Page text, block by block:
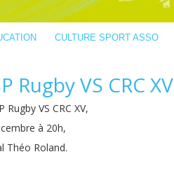
CULTURE SPORT ASSO
Rugby VS CRC XV
VS CRC XV,
à 20h,
Théo Roland.